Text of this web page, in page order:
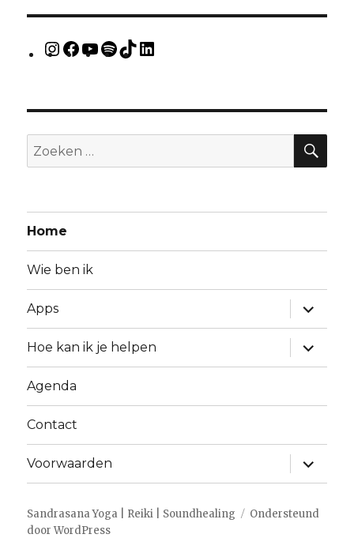
Home
Wie ben ik
Apps
Hoe kan ik je helpen
Agenda
Contact
Voorwaarden
Sandrasana Yoga | Reiki | Soundhealing
Ondersteund
door WordPress